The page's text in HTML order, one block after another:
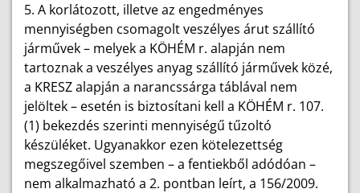
5. A korlátozott, illetve az engedményes
mennyiségben csomagolt veszélyes árut szállító
járművek – melyek a KÖHÉM r. alapján nem
tartoznak a veszélyes anyag szállító járművek közé,
a KRESZ alapján a narancssárga táblával nem
jelöltek – esetén is biztosítani kell a KÖHÉM r. 107.
(1) bekezdés szerinti mennyiségű tűzoltó
készüléket. Ugyanakkor ezen kötelezettség
megszegőivel szemben – a fentiekből adódóan –
nem alkalmazható a 2. pontban leírt, a 156/2009.